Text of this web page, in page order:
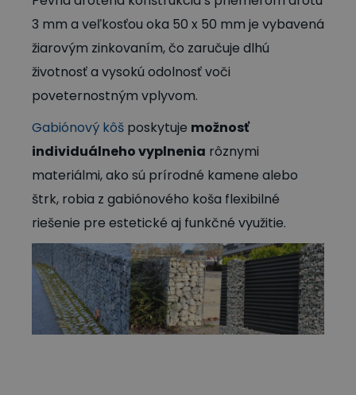
3 mm a veľkosťou oka 50 x 50 mm je vybavená
žiarovým zinkovaním, čo zaručuje dlhú
životnosť a vysokú odolnosť voči
poveternostným vplyvom.
Gabiónový kôš poskytuje možnosť
individuálneho vyplnenia rôznymi
materiálmi, ako sú prírodné kamene alebo
štrk, robia z gabiónového koša flexibilné
riešenie pre estetické aj funkčné využitie.